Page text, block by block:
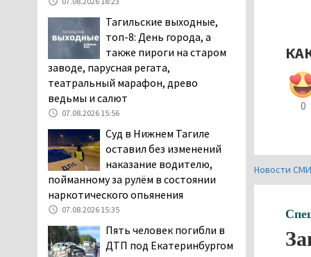
0
Новости
Тагильские выходные,
топ-8: День города, а
также пироги на старом
заводе, парусная регата,
театральный марафон, древо
ведьмы и салют
07.08.2026 15:56
Суд в Нижнем Тагиле
оставил без изменений
наказание водителю,
пойманному за рулём в состоянии
наркотического опьянения
07.08.2026 15:35
Пять человек погибли в
ДТП под Екатеринбургом